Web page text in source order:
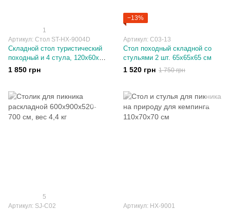
1
Артикул: Стол ST-HX-9004D
Складной стол туристический
походный и 4 стула, 120х60х70
см
1 850 грн
−13%
Артикул: C03-13
Cтол походный складной со
стульями 2 шт. 65х65х65 см
1 520 грн 1 750 грн
5
Артикул: SJ-C02
Артикул: НХ-9001